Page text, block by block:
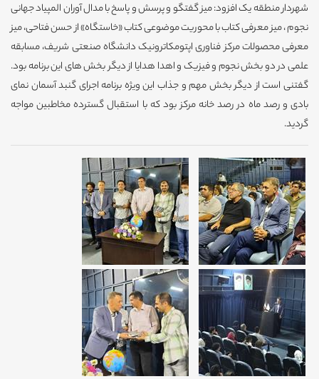
شهردار منطقه یک افزود: میز گفتگو و پرسش و پاسخ با مدال آوران المپیاد جهانی
نجوم ، میز معرفی کتاب با محوریت موضوعی کتاب «خاستگاه» از حسن فتاحی، میز
معرفی محصولات مرکز فناوری اپتومکاترونیک دانشگاه صنعتی شریف، مسابقه
علمی در دو بخش نجوم و فیزیک و اهدا هدایا از دیگر بخش های این برنامه بود.
گفتنی است از دیگر بخش مهم و جذاب این ویژه برنامه اجرای گنبد آسمان نمای
بادی و رصد ماه در رصد خانه مرکز بود که با استقبال گسترده مخاطبین مواجه
گردید.